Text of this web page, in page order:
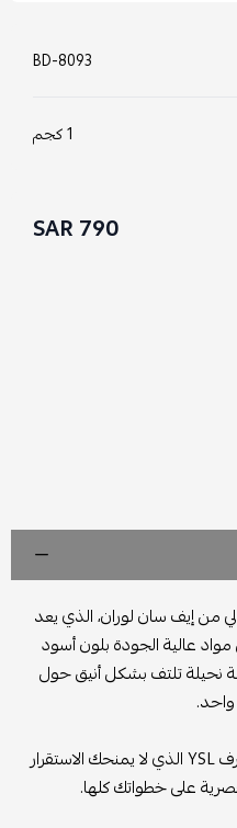
BD-8093
1 كجم
790 SAR
من إيف سان لوران، الذي يعد
عالية الجودة بلون أسود
نحيلة تلتف بشكل أنيق حول
واحد.
أما الميزة البارزة فهي الكعب بشكل حرف YSL الذي لا يمنحك الاستقرار
على خطواتك كلها.